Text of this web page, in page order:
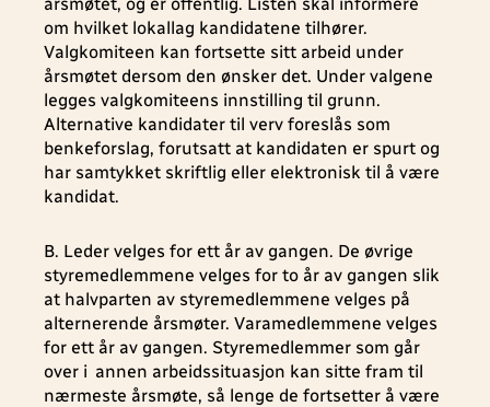
om hvilket lokallag kandidatene tilhører.
Valgkomiteen kan fortsette sitt arbeid under
årsmøtet dersom den ønsker det. Under valgene
legges valgkomiteens innstilling til grunn.
Alternative kandidater til verv foreslås som
benkeforslag, forutsatt at kandidaten er spurt og
har samtykket skriftlig eller elektronisk til å være
kandidat.
B. Leder velges for ett år av gangen. De øvrige
styremedlemmene velges for to år av gangen slik
at halvparten av styremedlemmene velges på
alternerende årsmøter. Varamedlemmene velges
for ett år av gangen. Styremedlemmer som går
over i annen arbeidssituasjon kan sitte fram til
nærmeste årsmøte, så lenge de fortsetter å være